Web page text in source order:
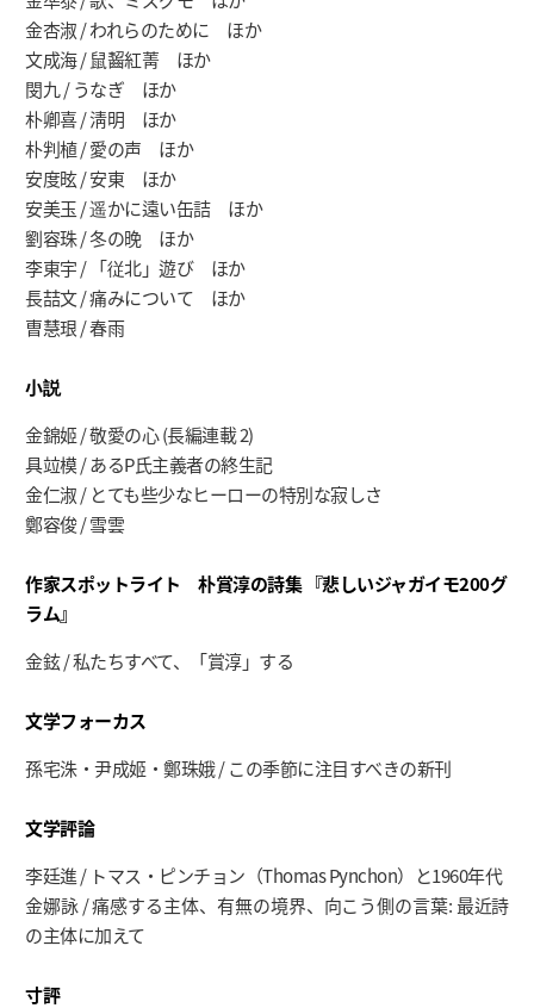
金杏淑 / われらのために ほか
文成海 / 鼠齧紅菁 ほか
閔九 / うなぎ ほか
朴卿喜 / 淸明 ほか
朴判植 / 愛の声 ほか
安度昡 / 安東 ほか
安美玉 / 遥かに遠い缶詰 ほか
劉容珠 / 冬の晩 ほか
李東宇 / 「従北」遊び ほか
長喆文 / 痛みについて ほか
曺慧珢 / 春雨
小説
金錦姬 / 敬愛の心 (長編連載 2)
具竝模 / あるP氏主義者の終生記
金仁淑 / とても些少なヒーローの特別な寂しさ
鄭容俊 / 雪雲
作家スポットライト 朴賞淳の詩集 『悲しいジャガイモ200グ
ラム』
金鉉 / 私たちすべて、「賞淳」する
文学フォーカス
孫宅洙・尹成姬・鄭珠娥 / この季節に注目すべきの新刊
文学評論
李廷進 / トマス・ピンチョン（Thomas Pynchon）と1960年代
金娜詠 / 痛感する主体、有無の境界、向こう側の言葉: 最近詩
の主体に加えて
寸評